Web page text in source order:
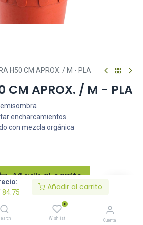
84.75
Añadir al carrito
0
Wishlist Cuenta
H50 CM APROX. / M - PLA
CM APROX. / M - PLA
encharcamientos
con mezcla orgánica
Añadir al carrito
deseos